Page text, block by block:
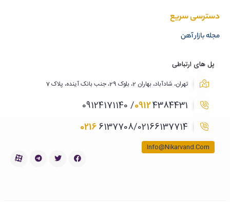
دسترسی سریع
مجله بازار آهن
پل های ارتباطی
تهران، شادآباد، بهاران 2، بلوک 29، جنب بانک آینده، پلاک 7
09124384431/ 09124171140
02166137708/02166137714
Info@Nikarvand.Com